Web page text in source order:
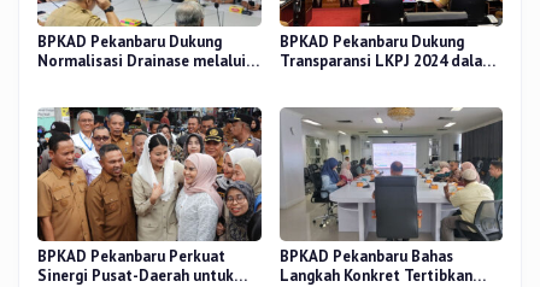
BPKAD Pekanbaru Dukung
Normalisasi Drainase melalui
BPKAD Pekanbaru Dukung
Transparansi LKPJ 2024 dalam
BPKAD Pekanbaru Perkuat
Sinergi Pusat-Daerah untuk
BPKAD Pekanbaru Bahas
Langkah Konkret Tertibkan